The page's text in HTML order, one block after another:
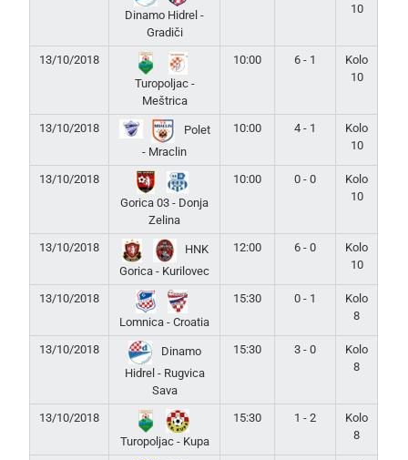
Dinamo Hidrel -
Gradiči
10
13/10/2018
Turopoljac -
Meštrica
10:00 6 - 1
Kolo
10
13/10/2018
Polet
- Mraclin
10:00 4 - 1
Kolo
10
13/10/2018
Gorica 03 - Donja
Zelina
10:00 0 - 0
Kolo
10
13/10/2018
HNK
Gorica - Kurilovec
12:00 6 - 0
Kolo
10
13/10/2018
Lomnica - Croatia
15:30 0 - 1
Kolo
8
13/10/2018
Dinamo
Hidrel - Rugvica
Sava
15:30 3 - 0
Kolo
8
13/10/2018
Turopoljac - Kupa
15:30 1 - 2
Kolo
8